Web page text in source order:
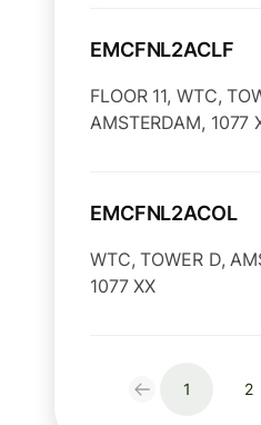
EMCFNL2ACLF
FLOOR 11, WTC,
AMSTERDAM, 1077
EMCFNL2ACOL
WTC, TOWER D,
1077 XX
1 2